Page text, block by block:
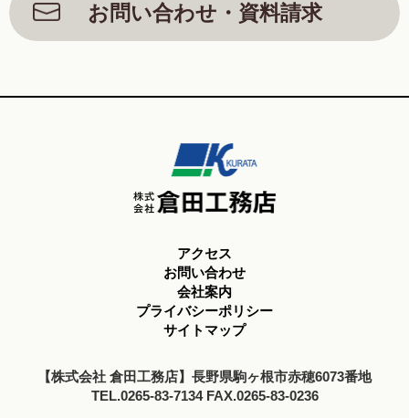
お問い合わせ・資料請求
アクセス
お問い合わせ
会社案内
プライバシーポリシー
サイトマップ
【株式会社 倉田工務店】長野県駒ヶ根市赤穂6073番地
TEL.0265-83-7134 FAX.0265-83-0236